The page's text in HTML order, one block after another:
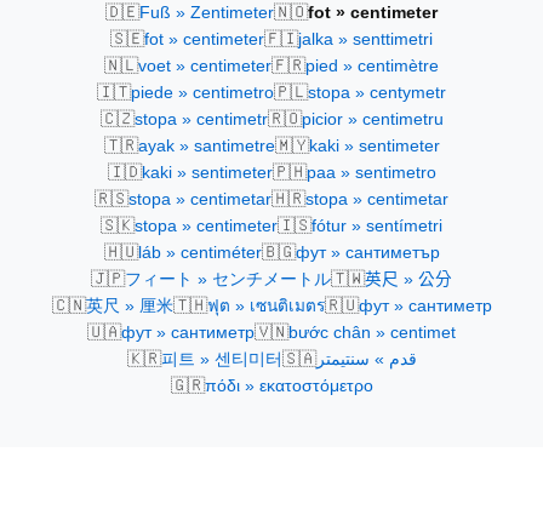
🇩🇪Fuß » Zentimeter🇳🇴fot » centimeter
🇸🇪fot » centimeter🇫🇮jalka » senttimetri
🇳🇱voet » centimeter🇫🇷pied » centimètre
🇮🇹piede » centimetro🇵🇱stopa » centymetr
🇨🇿stopa » centimetr🇷🇴picior » centimetru
🇹🇷ayak » santimetre🇲🇾kaki » sentimeter
🇮🇩kaki » sentimeter🇵🇭paa » sentimetro
🇷🇸stopa » centimetar🇭🇷stopa » centimetar
🇸🇰stopa » centimeter🇮🇸fótur » sentímetri
🇭🇺láb » centiméter🇧🇬фут » сантиметър
🇯🇵フィート » センチメートル🇹🇼英尺 » 公分
🇨🇳英尺 » 厘米🇹🇭ฟุต » เซนติเมตร🇷🇺фут » сантиметр
🇺🇦фут » сантиметр🇻🇳bước chân » centimet
🇰🇷피트 » 센티미터 🇸🇦قدم » سنتيمتر
🇬🇷πόδι » εκατοστόμετρο